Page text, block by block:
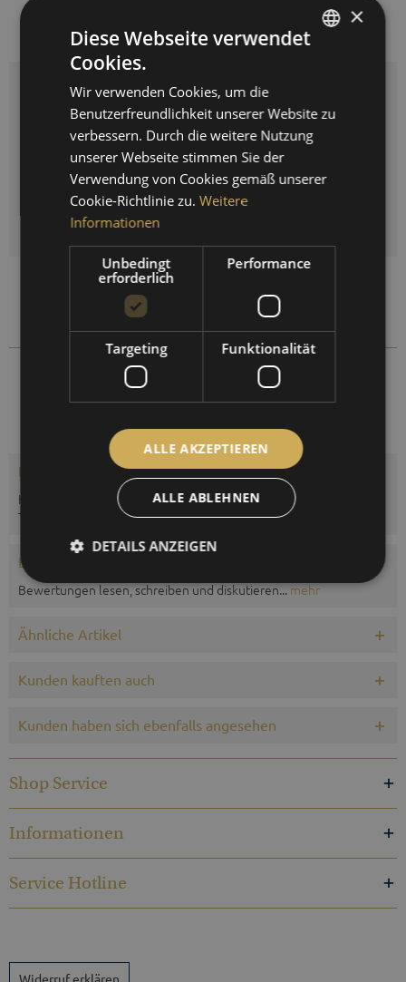
Lieferzeit 3-5 Werktage
Auf die Vergleichsliste setzen
Auf die Merkliste setzen
Artikel-Nr.:
Beschreibung
Haar-Hygrometer synthetic, kombiniert mit Bimetall-
Thermometer zur Messung von Luftfeuchte und...
Bewertungen
Bewertungen lesen, schreiben und diskutieren...mehr
Ähnliche Artikel
Kunden kauften auch
Kunden haben sich ebenfalls angesehen
Shop Service
Informationen
Service Hotline
×
Diese Webseite verwendet
Cookies.
Wir verwenden Cookies, um die
Benutzerfreundlichkeit unserer Website zu
verbessern. Durch die weitere Nutzung
unserer Webseite stimmen Sie der
Verwendung von Cookies gemäß unserer
Cookie-Richtlinie zu. Weitere
Informationen
Unbedingt
erforderlich
Performance
Targeting Funktionalität
ALLE AKZEPTIEREN
ALLE ABLEHNEN
DETAILS ANZEIGEN